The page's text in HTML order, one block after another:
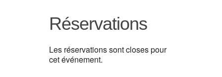
Réservations
Les réservations sont closes pour
cet événement.